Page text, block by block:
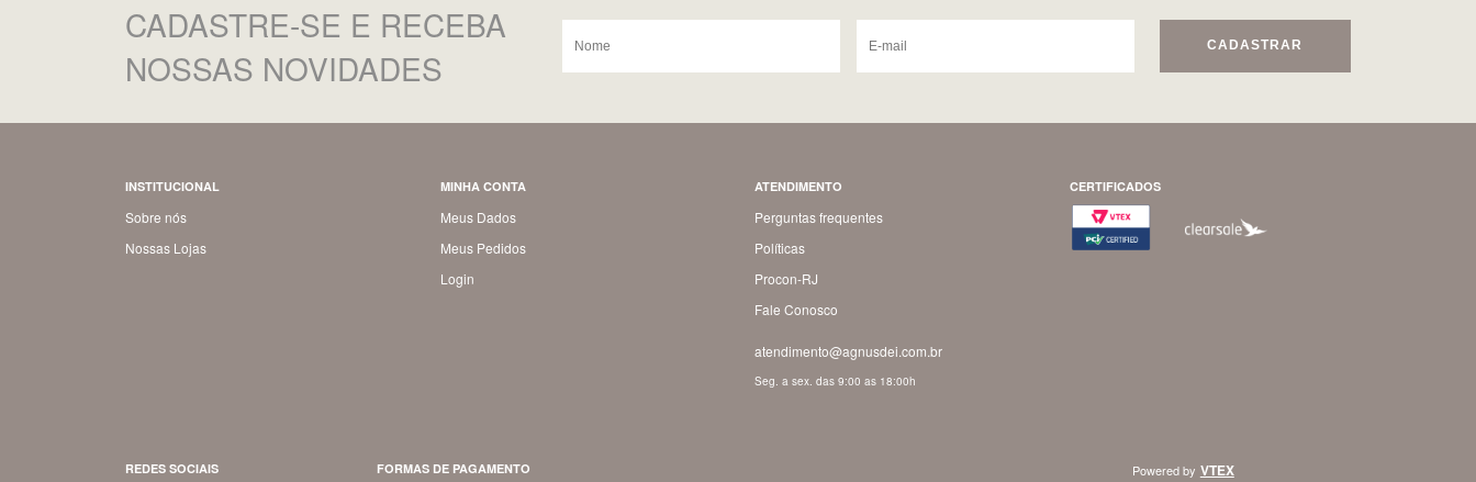
CADASTRE-SE E RECEBA
NOSSAS NOVIDADES
CADASTRAR
INSTITUCIONAL
Sobre nós
Nossas Lojas
MINHA CONTA
Meus Dados
Meus Pedidos
Login
ATENDIMENTO
Perguntas frequentes
Políticas
Procon-RJ
Fale Conosco
atendimento@agnusdei.com.br
Seg. a sex. das 9:00 as 18:00h
CERTIFICADOS
REDES SOCIAIS FORMAS DE PAGAMENTO Powered by VTEX